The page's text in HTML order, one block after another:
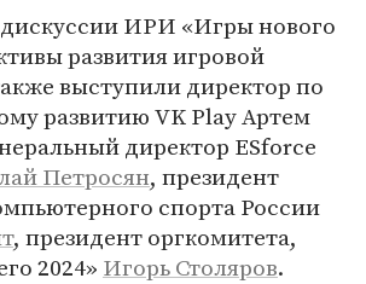
ИРИ «Игры нового
развития игровой
выступили директор по
развитию VK Play Артем
директор ESforce
Петросян, президент
спорта России
, президент оргкомитета,
2024» Игорь Столяров.